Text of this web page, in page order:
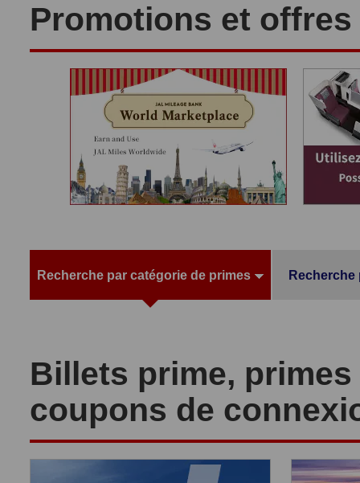
Promotions et
Recherche par catégorie de primes Recherche
Billets prime,
coupons de